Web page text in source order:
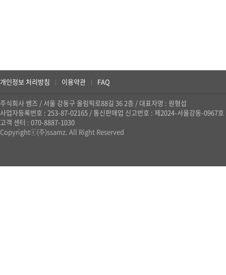
주식회사 쌤즈 / 서울 강동구 올림픽로88길 36 2층 / 대표자명 : 원형섭
사업자등록번호 : 253-87-02165 /통신판매업 신고번호 : 제2024-서울강동-0967호
고객 센터 : 070-8887-1030
Copyrightⓒ(주)ssamz. All Right Reserved
개인정보 처리방침 | 이용약관 | FAQ